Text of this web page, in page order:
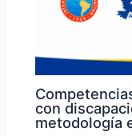
con
metodología